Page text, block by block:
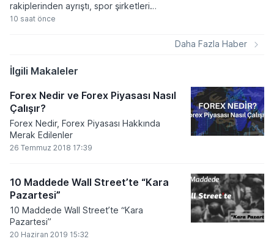
rakiplerinden ayrıştı, spor şirketleri
arasında yılın ilk yedi ayında yatırımcısını
beyazlıların hisseleri yüzde 17,2 oranında
yükseliş kaydetti.
10 saat önce
Daha Fazla Haber
İlgili Makaleler
Forex Nedir ve Forex Piyasası Nasıl
Çalışır?
Forex Nedir, Forex Piyasası Hakkında
Merak Edilenler
26 Temmuz 2018 17:39
10 Maddede Wall Street’te “Kara
Pazartesi”
10 Maddede Wall Street’te “Kara
Pazartesi”
20 Haziran 2019 15:32